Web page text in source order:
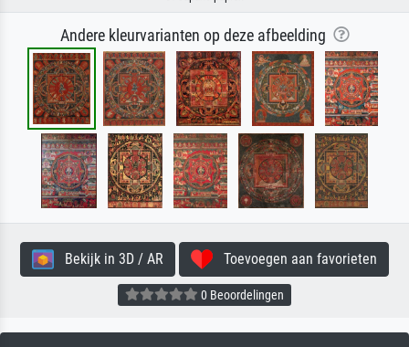
Andere kleurvarianten op deze afbeelding
Bekijk in 3D / AR Toevoegen aan favorieten
0 Beoordelingen